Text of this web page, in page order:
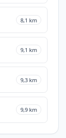
8,1 km
9,1 km
9,3 km
9,9 km